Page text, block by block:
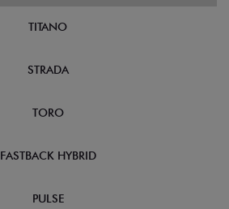
TITANO
STRADA
TORO
FASTBACK HYBRID
PULSE